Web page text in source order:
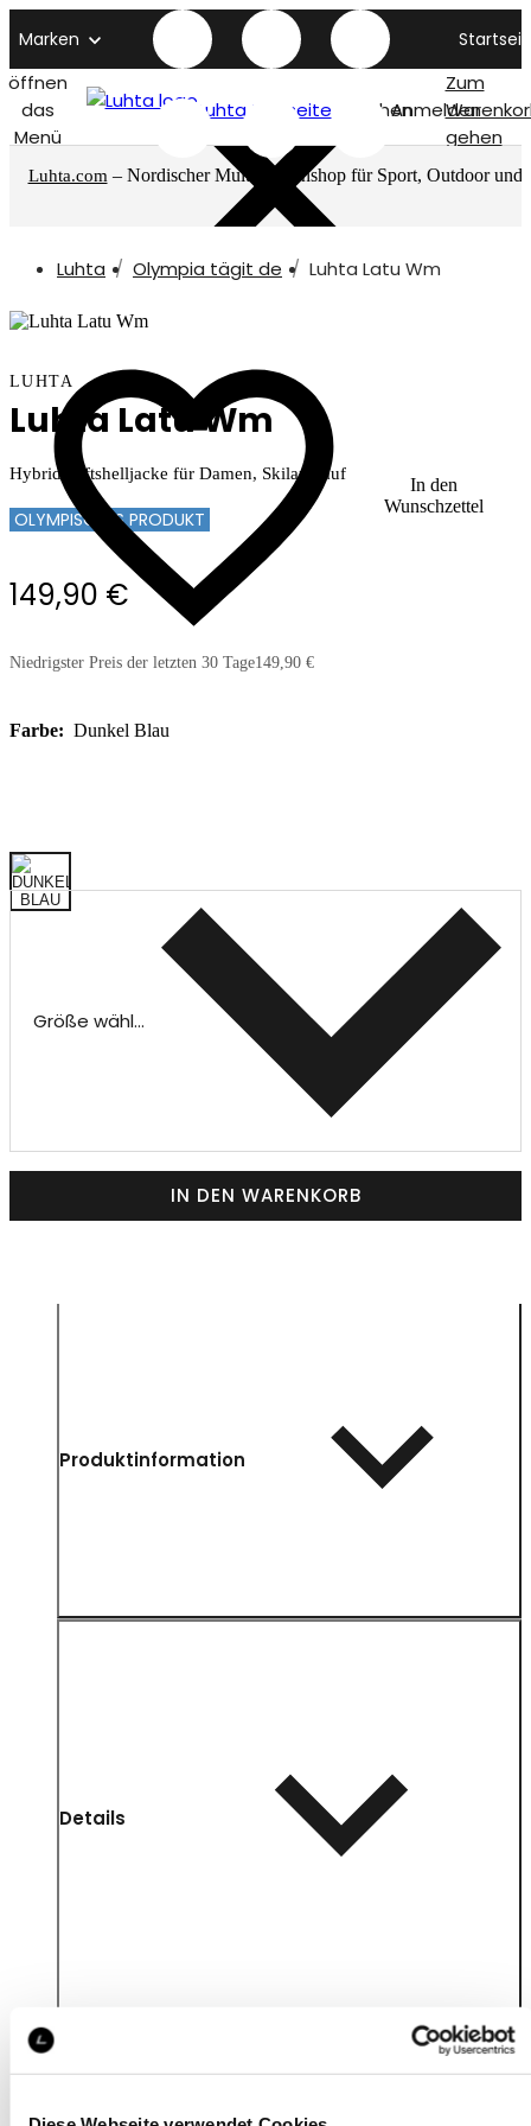
Marken
öffnen
das
Menü
Luhta titelseite SuchenAnmelden
Zum
gehen
Luhta.com – Nordischer Multimarkenshop für Sport, Outdoor und
Luhta Olympia tägit de Luhta Latu Wm
In den
Wunschzettel
LUHTA
Luhta Latu Wm
Hybrid-softshelljacke für Damen, Skilanglauf
OLYMPISCHES PRODUKT
149,90 €
Niedrigster Preis der letzten 30 Tage149,90 €
Farbe: Dunkel Blau
Größe wählen
IN DEN WARENKORB
Produktinformation
Details